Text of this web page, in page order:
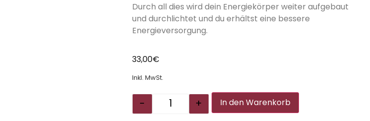
Durch all dies wird dein Energiekörper weiter aufgebaut
und durchlichtet und du erhältst eine bessere
Energieversorgung.
33,00€
Inkl. MwSt.
- + In den Warenkorb